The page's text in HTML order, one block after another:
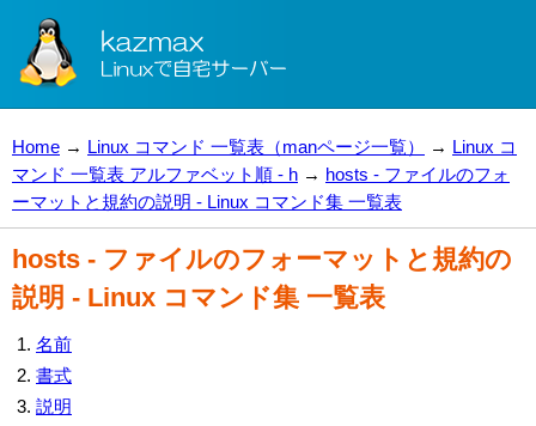
Home → Linux コマンド 一覧表（manページ一覧） → Linux コ
マンド 一覧表 アルファベット順 - h → hosts - ファイルのフォ
ーマットと規約の説明 - Linux コマンド集 一覧表
hosts - ファイルのフォーマットと規約の
説明 - Linux コマンド集 一覧表
名前
書式
説明